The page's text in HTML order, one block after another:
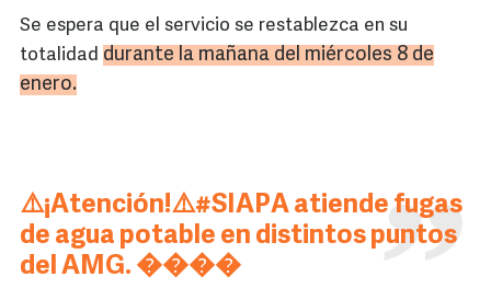
Se espera que el servicio se restablezca en su
totalidad durante la mañana del miércoles 8 de
enero.
⚠️¡Atención!⚠️#SIAPA atiende fugas
de agua potable en distintos puntos
del AMG. ����